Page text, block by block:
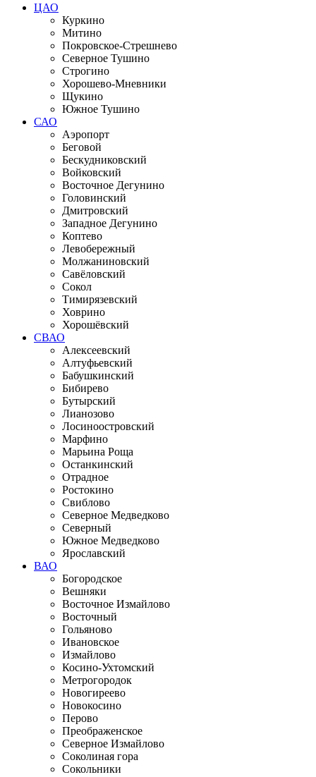
ЦАО
Куркино
Митино
Покровское-Стрешнево
Северное Тушино
Строгино
Хорошево-Мневники
Щукино
Южное Тушино
САО
Аэропорт
Беговой
Бескудниковский
Войковский
Восточное Дегунино
Головинский
Дмитровский
Западное Дегунино
Коптево
Левобережный
Молжаниновский
Савёловский
Сокол
Тимирязевский
Ховрино
Хорошёвский
СВАО
Алексеевский
Алтуфьевский
Бабушкинский
Бибирево
Бутырский
Лианозово
Лосиноостровский
Марфино
Марьина Роща
Останкинский
Отрадное
Ростокино
Свиблово
Северное Медведково
Северный
Южное Медведково
Ярославский
ВАО
Богородское
Вешняки
Восточное Измайлово
Восточный
Гольяново
Ивановское
Измайлово
Косино-Ухтомский
Метрогородок
Новогиреево
Новокосино
Перово
Преображенское
Северное Измайлово
Соколиная гора
Сокольники